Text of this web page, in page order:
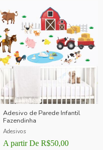
Adesivo de Parede Infantil
Fazendinha
Adesivos
A partir De R$50,00